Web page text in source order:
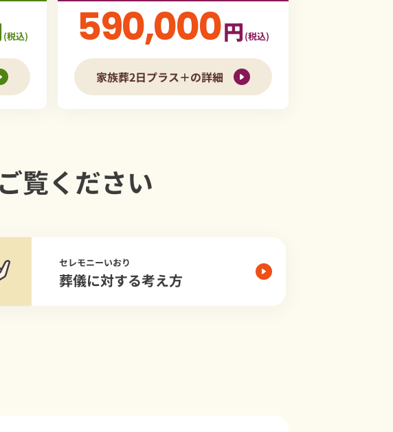
(税込) 590,000円 (税込)
家族葬2日プラス＋の詳細
覧ください
セレモニーいおり
葬儀に対する考え方